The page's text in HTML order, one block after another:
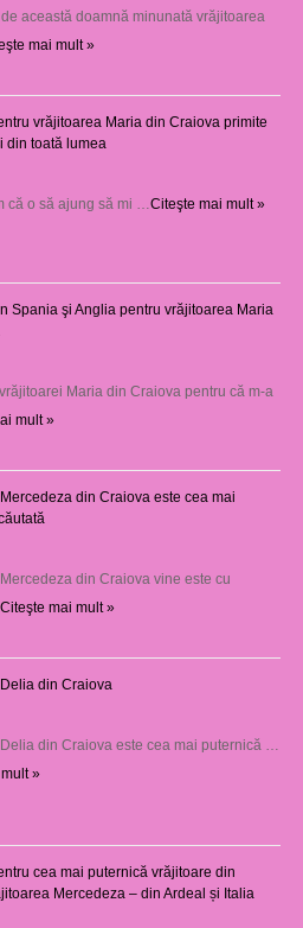
această doamnă minunată vrăjitoarea
mai mult »
vrăjitoarea Maria din Craiova primite
din toată lumea
că o să ajung să mi … Citeşte mai mult »
Spania şi Anglia pentru vrăjitoarea Maria
Maria din Craiova pentru că m-a
mult »
din Craiova este cea mai
din Craiova vine este cu
Citeşte mai mult »
din Craiova
din Craiova este cea mai puternică …
»
cea mai puternică vrăjitoare din
Mercedeza – din Ardeal și Italia